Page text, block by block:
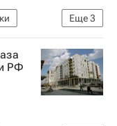
Еще3
Россия
РФ